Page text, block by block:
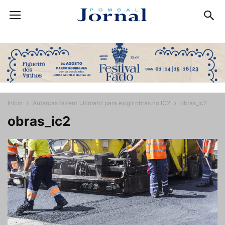
Início Autarcas fazem ‘ultimato’ para exigir obras no IC2 obras_ic2
obras_ic2